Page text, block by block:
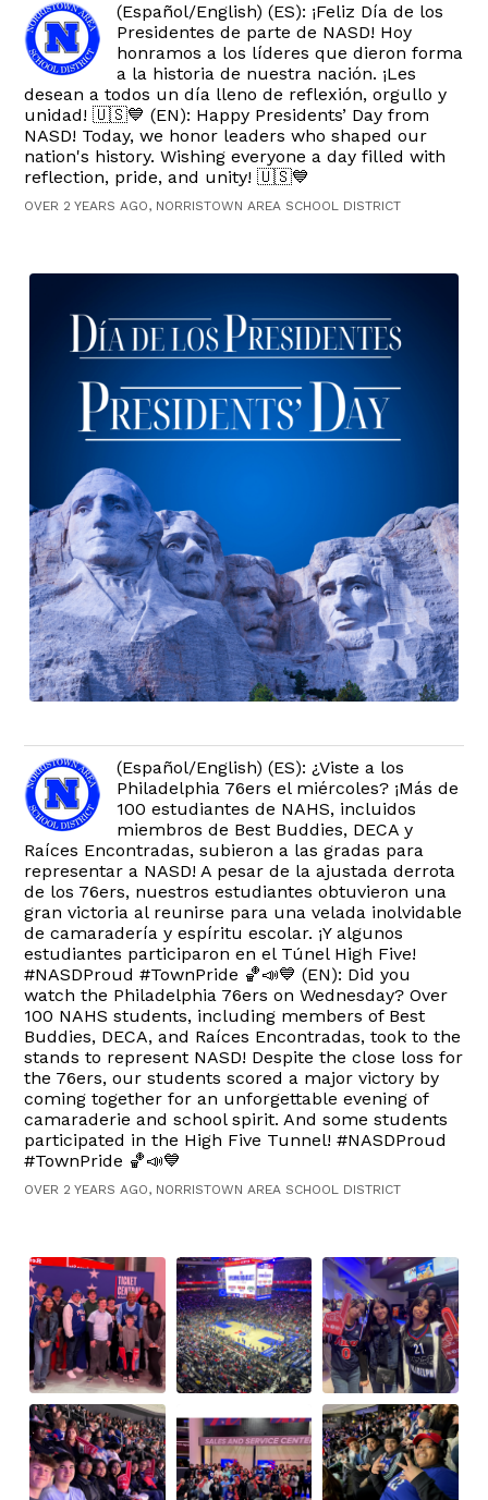
(Español/English) (ES): ¡Feliz Día de los
Presidentes de parte de NASD! Hoy
honramos a los líderes que dieron forma
a la historia de nuestra nación. ¡Les
desean a todos un día lleno de reflexión, orgullo y
unidad! 🇺🇸💙 (EN): Happy Presidents’ Day from
NASD! Today, we honor leaders who shaped our
nation's history. Wishing everyone a day filled with
reflection, pride, and unity! 🇺🇸💙
OVER 2 YEARS AGO, NORRISTOWN AREA SCHOOL DISTRICT
(Español/English) (ES): ¿Viste a los
Philadelphia 76ers el miércoles? ¡Más de
100 estudiantes de NAHS, incluidos
miembros de Best Buddies, DECA y
Raíces Encontradas, subieron a las gradas para
representar a NASD! A pesar de la ajustada derrota
de los 76ers, nuestros estudiantes obtuvieron una
gran victoria al reunirse para una velada inolvidable
de camaradería y espíritu escolar. ¡Y algunos
estudiantes participaron en el Túnel High Five!
#NASDProud #TownPride 🏀📣💙 (EN): Did you
watch the Philadelphia 76ers on Wednesday? Over
100 NAHS students, including members of Best
Buddies, DECA, and Raíces Encontradas, took to the
stands to represent NASD! Despite the close loss for
the 76ers, our students scored a major victory by
coming together for an unforgettable evening of
camaraderie and school spirit. And some students
participated in the High Five Tunnel! #NASDProud
#TownPride 🏀📣💙
OVER 2 YEARS AGO, NORRISTOWN AREA SCHOOL DISTRICT